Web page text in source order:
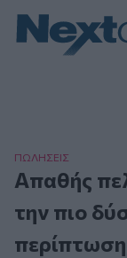
ΠΩΛΗΣΕΙΣ
Απαθής
την πιο